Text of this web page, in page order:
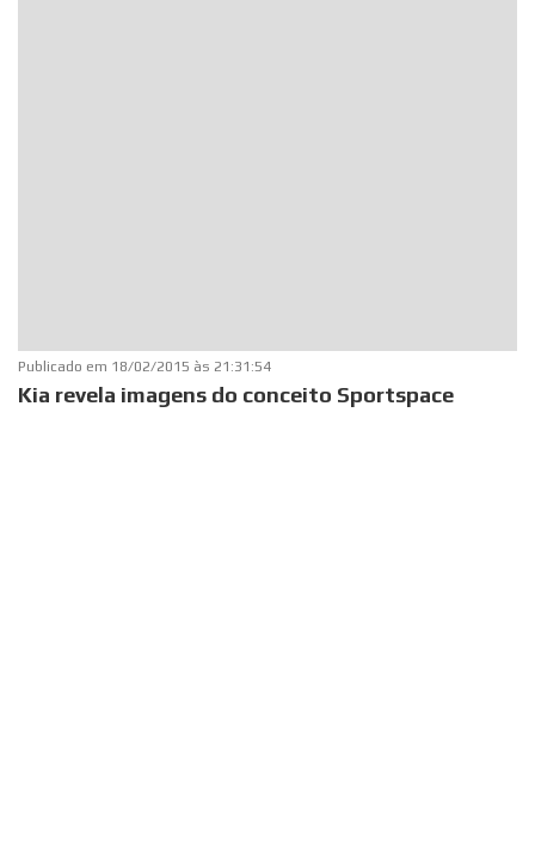
Publicado em 18/02/2015 às 21:31:54
Kia revela imagens do conceito Sportspace